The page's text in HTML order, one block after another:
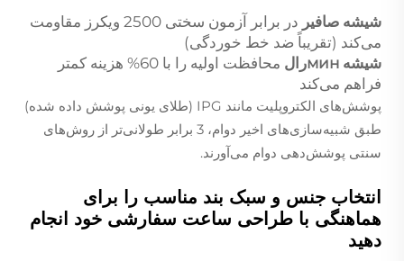
شیشه صافیر
در برابر آزمون سختی 2500 ویکرز مقاومت
می‌کند (تقریباً ضد خط خوردگی)
شیشه минرال
محافظت اولیه را با 60% هزینه کمتر
فراهم می‌کند
پوشش‌های الکتروپلیت مانند IPG (طلای یونی پوشش داده شده)
طبق شبیه‌سازی‌های اخیر دوام، 3 برابر طولانی‌تر از روش‌های
سنتی پوشش‌دهی دوام می‌آورند.
انتخاب جنس و سبک بند مناسب را برای
هماهنگی با طراحی ساعت سفارشی خود انجام
دهید